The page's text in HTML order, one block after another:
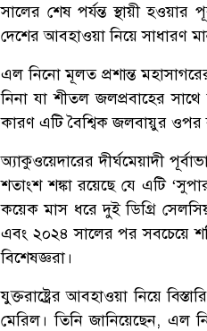
সালের শেষ পর্যন্ত স্থায়ী হওয়ার
দেশের আবহাওয়া নিয়ে সাধারণ
এল নিনো মূলত প্রশান্ত
নিনা যা শীতল জলপ্রবাহের
কারণ এটি বৈশ্বিক জলবায়ুর ওপর
অ্যাকুওয়েদারের দীর্ঘমেয়াদী
শতাংশ শঙ্কা রয়েছে যে এটি
কয়েক মাস ধরে দুই ডিগ্রি
এবং ২০২৪ সালের পর সবচেয়ে
বিশেষজ্ঞরা।
যুক্তরাষ্ট্রের আবহাওয়া নিয়ে
মেরিল। তিনি জানিয়েছেন, এল